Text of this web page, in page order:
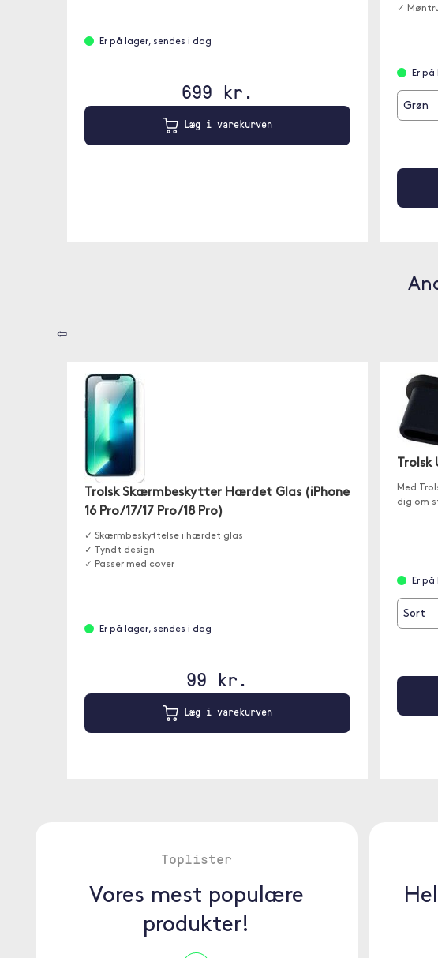
Er på lager, sendes i dag
699 kr.
Læg i varekurven
✓
Er
Grøn
⇦
Trolsk Skærmbeskytter Hærdet Glas (iPhone
16 Pro/17/17 Pro/18 Pro)
✓ Skærmbeskyttelse i hærdet glas
✓ Tyndt design
✓ Passer med cover
Er på lager, sendes i dag
99 kr.
Læg i varekurven
Med
dig om
Er
Sort
Toplister
Vores mest populære
produkter!